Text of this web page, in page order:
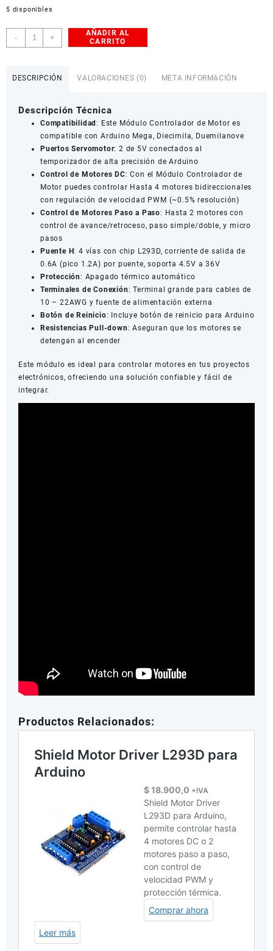
5 disponibles
-
Módulo
Controlador
+
AÑADIR AL
CARRITO
DESCRIPCIÓN VALORACIONES (0) META INFORMACIÓN
Descripción Técnica
Compatibilidad: Este Módulo Controlador de Motor es
compatible con Arduino Mega, Diecimila, Duemilanove
Puertos Servomotor: 2 de 5V conectados al
temporizador de alta precisión de Arduino
Control de Motores DC: Con el Módulo Controlador de
Motor puedes controlar Hasta 4 motores bidireccionales
con regulación de velocidad PWM (~0.5% resolución)
Control de Motores Paso a Paso: Hasta 2 motores con
control de avance/retroceso, paso simple/doble, y micro
pasos
Puente H: 4 vías con chip L293D, corriente de salida de
0.6A (pico 1.2A) por puente, soporta 4.5V a 36V
Protección: Apagado térmico automático
Terminales de Conexión: Terminal grande para cables de
10 – 22AWG y fuente de alimentación externa
Botón de Reinicio: Incluye botón de reinicio para Arduino
Resistencias Pull-down: Aseguran que los motores se
detengan al encender
Este módulo es ideal para controlar motores en tus proyectos
electrónicos, ofreciendo una solución confiable y fácil de
integrar.
Productos Relacionados: